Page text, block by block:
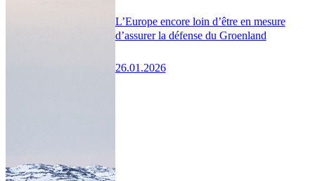
L’Europe encore loin d’être en mesure
d’assurer la défense du Groenland
26.01.2026